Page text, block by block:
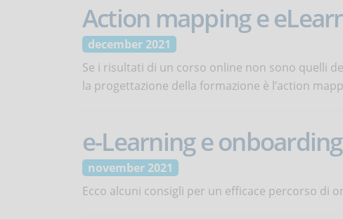
Action mapping e
december 2021
Se i risultati di un corso online non sono quelli
la progettazione della formazione è l’action
e-Learning e
november 2021
Ecco alcuni consigli per un efficace percorso di